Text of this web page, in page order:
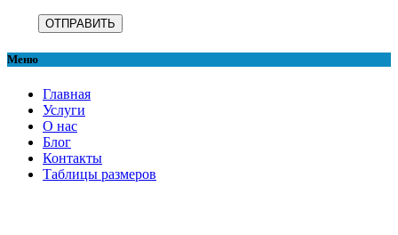
Меню
Главная
Услуги
О нас
Блог
Контакты
Таблицы размеров